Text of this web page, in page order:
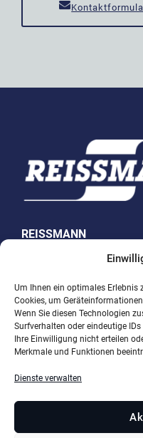
Um Ihnen ein optimales Erlebnis
Cookies, um
Wenn Sie diesen Technologien
Surfverhalten oder eindeutige
Ihre Einwilligung nicht erteilen
Merkmale und Funktionen
Dienste verwalten
REISSMANN
Sensortechnik GmbH
Westring 10
74538 Rosengarten-
Telefon +49 (0)791 950
Fax +49 (0)791 950 15-
E-Mail